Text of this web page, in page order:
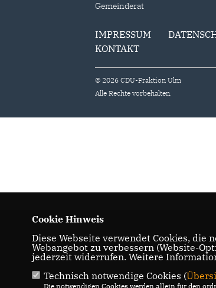
Gemeinderat
IMPRESSUM
KONTAKT
© 2026 CDU-Fraktion Ulm
Alle Rechte vorbehalten.
Cookie Hinweis
Diese Webseite verwendet Cookies,
Webangebot zu verbessern (Website-
jederzeit widerrufen. Weitere
Technisch notwendige Cookies (
Die notwendigen Cookies werden allein für den